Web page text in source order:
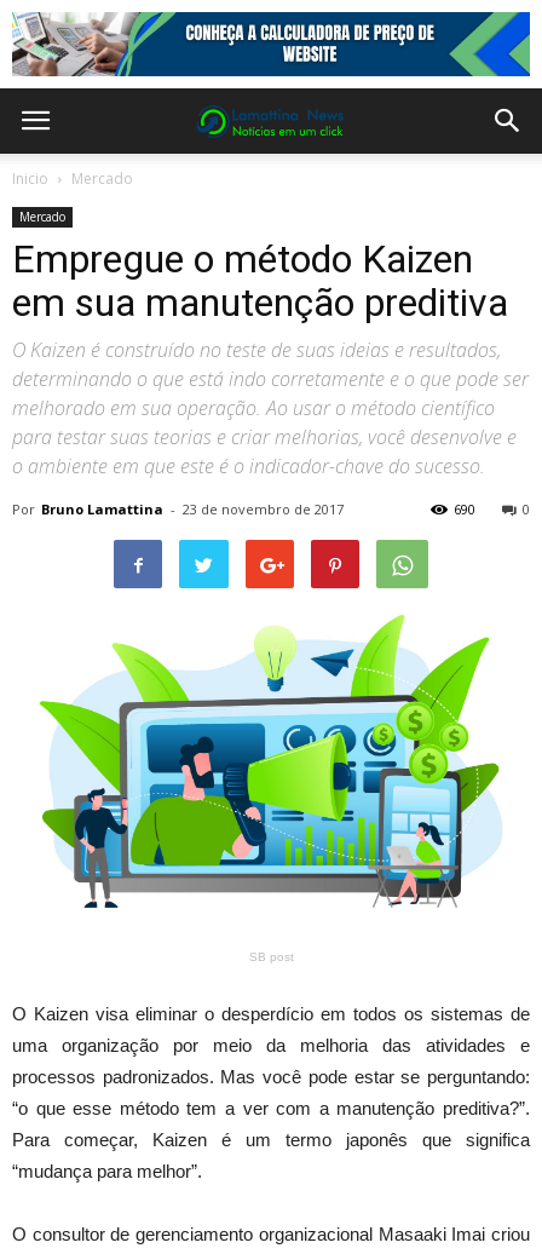
Inicio Mercado
Mercado
Empregue o método Kaizen
em sua manutenção preditiva
O Kaizen é construído no teste de suas ideias e resultados,
determinando o que está indo corretamente e o que pode ser
melhorado em sua operação. Ao usar o método científico
para testar suas teorias e criar melhorias, você desenvolve e
o ambiente em que este é o indicador-chave do sucesso.
Por Bruno Lamattina - 23 de novembro de 2017 0
690
SB post
O Kaizen visa eliminar o desperdício em todos os sistemas de
uma organização por meio da melhoria das atividades e
processos padronizados. Mas você pode estar se perguntando:
“o que esse método tem a ver com a manutenção preditiva?”.
Para começar, Kaizen é um termo japonês que significa
“mudança para melhor”.
O consultor de gerenciamento organizacional Masaaki Imai criou